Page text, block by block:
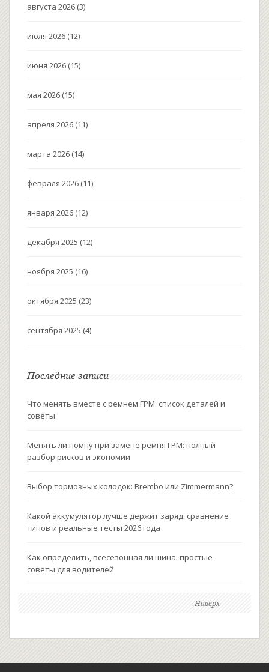
августа 2026 (3)
июля 2026 (12)
июня 2026 (15)
мая 2026 (15)
апреля 2026 (11)
марта 2026 (14)
февраля 2026 (11)
января 2026 (12)
декабря 2025 (12)
ноября 2025 (16)
октября 2025 (23)
сентября 2025 (4)
Последние записи
Что менять вместе с ремнем ГРМ: список деталей и
советы
Менять ли помпу при замене ремня ГРМ: полный
разбор рисков и экономии
Выбор тормозных колодок: Brembo или Zimmermann?
Какой аккумулятор лучше держит заряд: сравнение
типов и реальные тесты 2026 года
Как определить, всесезонная ли шина: простые
советы для водителей
Наверх